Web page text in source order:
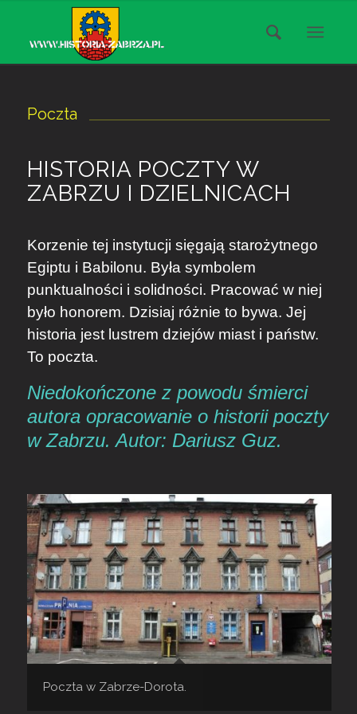
Poczta
HISTORIA POCZTY W
ZABRZU I DZIELNICACH
Korzenie tej instytucji sięgają starożytnego
Egiptu i Babilonu. Była symbolem
punktualności i solidności. Pracować w niej
było honorem. Dzisiaj różnie to bywa. Jej
historia jest lustrem dziejów miast i państw.
To poczta.
Niedokończone z powodu śmierci
autora opracowanie o historii poczty
w Zabrzu. Autor: Dariusz Guz.
Poczta w Zabrze-Dorota.